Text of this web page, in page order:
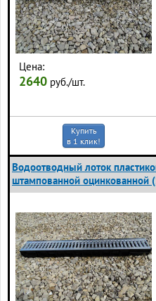
Цена:
2640 руб./шт.
Купить
в 1 клик!
Водоотводный лоток
штампованной